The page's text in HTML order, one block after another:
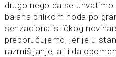
drugo nego da se
balans prilikom hoda po
senzacionalističkog
preporučujemo, jer je u
razmišljanje, ali i da